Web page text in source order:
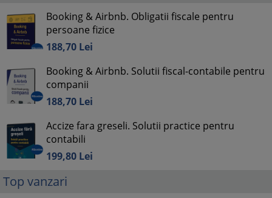
Booking & Airbnb. Obligatii fiscale pentru
persoane fizice
188,70 Lei
Booking & Airbnb. Solutii fiscal-contabile pentru
companii
188,70 Lei
Accize fara greseli. Solutii practice pentru
contabili
199,80 Lei
Top vanzari